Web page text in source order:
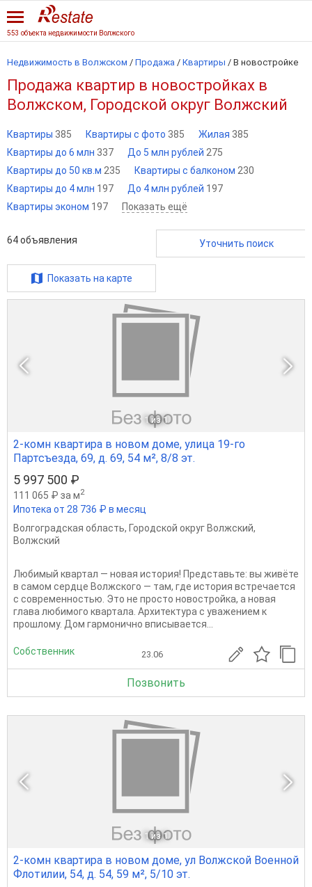
553 объекта недвижимости Волжского
Недвижимость в Волжском / Продажа / Квартиры / В новостройке
Продажа квартир в новостройках в
Волжском, Городской округ Волжский
Квартиры 385 Квартиры с фото 385 Жилая 385
Квартиры до 6 млн 337 До 5 млн рублей 275
Квартиры до 50 кв.м 235 Квартиры с балконом 230
Квартиры до 4 млн 197 До 4 млн рублей 197
Квартиры эконом 197 Показать ещё
64объявления Уточнить поиск
Показать на карте
1 из 1
2-комн квартира в новом доме, улица 19-го
Партсъезда, 69, д. 69, 54 м², 8/8 эт.
5 997 500 ₽
111 065 ₽ за м2
Ипотека от 28 736 ₽ в месяц
Волгоградская область, Городской округ Волжский,
Волжский
Любимый квартал — новая история! Представьте: вы живёте
в самом сердце Волжского — там, где история встречается
с современностью. Это не просто новостройка, а новая
глава любимого квартала. Архитектура с уважением к
прошлому. Дом гармонично вписывается...
Собственник 23.06
Позвонить
1 из 1
2-комн квартира в новом доме, ул Волжской Военной
Флотилии, 54, д. 54, 59 м², 5/10 эт.